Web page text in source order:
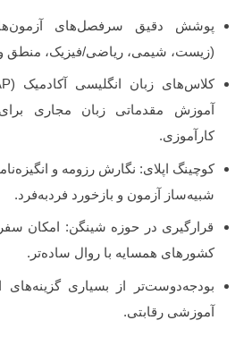
پوشش دقیق سرفصل‌های
(زیست، شیمی، ریاضی/فیزیک، منطق
آموزش مقدماتی زبان مجاری
کارآموزی.
کوچینگ اپلای: نگارش رزومه و
شبیه‌ساز آزمون و بازخورد فردبه‌فرد.
قرارگیری در حوزه شینگن: امکان
کشورهای همسایه با روال ساده‌تر.
بودجه‌دوست‌تر از بسیاری گزینه‌های
آموزشی رقابتی.